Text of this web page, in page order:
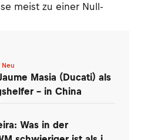
meist zu einer Null-
Neu
Masia (Ducati) als
– in China
Was in der